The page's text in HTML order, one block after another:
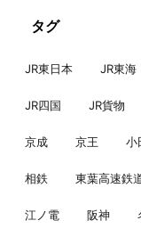
タグ
JR東日本 JR東海
JR四国 JR貨物
京成 京王 小
相鉄 東葉高速鉄
江ノ電 阪神